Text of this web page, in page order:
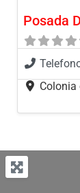
Posada
Colonia